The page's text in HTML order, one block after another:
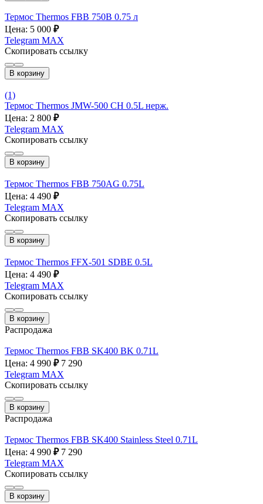
Термос Thermos FBB 750B 0.75 л
Цена: 5 000 ₽
Telegram MAX
Скопировать ссылку
В корзину
(1)
Термос Thermos JMW-500 CH 0.5L нерж.
Цена: 2 800 ₽
Telegram MAX
Скопировать ссылку
В корзину
Термос Thermos FBB 750AG 0.75L
Цена: 4 490 ₽
Telegram MAX
Скопировать ссылку
В корзину
Термос Thermos FFX-501 SDBE 0.5L
Цена: 4 490 ₽
Telegram MAX
Скопировать ссылку
В корзину
Распродажа
Термос Thermos FBB SK400 BK 0.71L
Цена: 4 990 ₽ 7 290
Telegram MAX
Скопировать ссылку
В корзину
Распродажа
Термос Thermos FBB SK400 Stainless Steel 0.71L
Цена: 4 990 ₽ 7 290
Telegram MAX
Скопировать ссылку
В корзину